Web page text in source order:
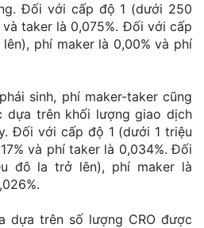
Đối với cấp độ 1 (dưới 250
taker là 0,075%. Đối với cấp
phí maker là 0,00% và phí
sinh, phí maker-taker cũng
dựa trên khối lượng giao dịch
Đối với cấp độ 1 (dưới 1 triệu
và phí taker là 0,034%. Đối
đô la trở lên), phí maker là
dựa trên số lượng CRO được